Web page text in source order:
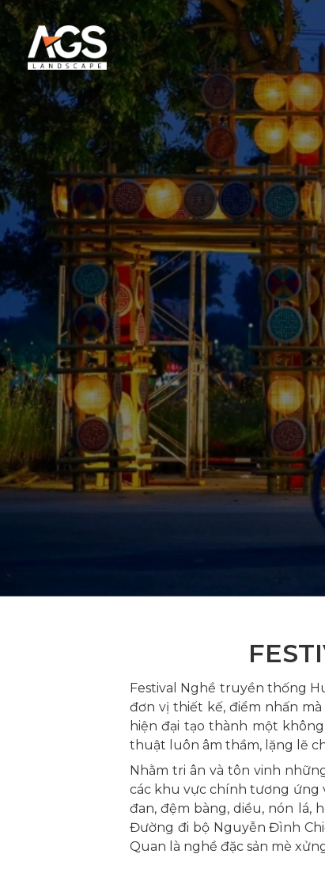
Festival Nghề truyền thống
đơn vị thiết kế, điểm nhấn
hiện đại tạo thành một
thuật luôn âm thầm, lặng lẽ
Nhằm tri ân và tôn vinh
các khu vực chính tương ứng
đan, đệm bàng, diều, nón lá,
Đường đi bộ Nguyễn Đình
Quan là nghề đặc sản mè